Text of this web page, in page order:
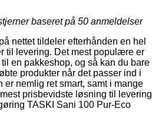
baseret på 50 anmeldelser
nettet tildeler efterhånden en hel
til levering. Det mest populære er
en pakkeshop, og så kan du bare
produkter når det passer ind i
er nemlig ret smart, samt i mange
prisbevidste løsning til levering
TASKI Sani 100 Pur-Eco